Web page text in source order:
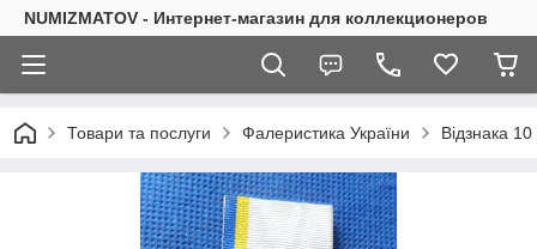
NUMIZMATOV - Интернет-магазин для коллекционеров
Товари та послуги Фалеристика України Відзнака